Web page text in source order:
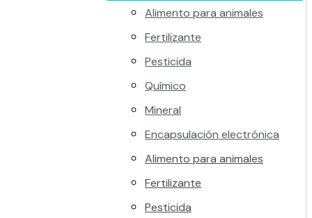
Alimento para animales
Fertilizante
Pesticida
Químico
Mineral
Encapsulación electrónica
Alimento para animales
Fertilizante
Pesticida